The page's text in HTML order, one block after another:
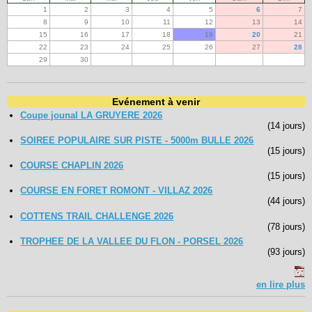
1
2 3 4 5 6
7
8
9 10 11 12 13
14
15
16 17 18 19 20
21
22
23 24 25 26 27
28
29
30
Evénement à venir
Coupe jounal LA GRUYERE 2026
(14 jours)
SOIREE POPULAIRE SUR PISTE - 5000m BULLE 2026
(15 jours)
COURSE CHAPLIN 2026
(15 jours)
COURSE EN FORET ROMONT - VILLAZ 2026
(44 jours)
COTTENS TRAIL CHALLENGE 2026
(78 jours)
TROPHEE DE LA VALLEE DU FLON - PORSEL 2026
(93 jours)
en lire plus